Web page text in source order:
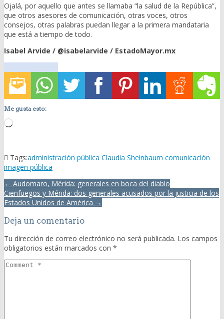
Ojalá, por aquello que antes se llamaba “la salud de la República”,
que otros asesores de comunicación, otras voces, otros
consejos, otras palabras puedan llegar a la primera mandataria
que está a tiempo de todo.
Isabel Arvide / @isabelarvide / EstadoMayor.mx
Me gusta esto:
Loading…
Tags:administración pública Claudia Sheinbaum comunicación
imagen pública
Post
navigation
← Audomaro, Mérida: generales en boca del diablo
Cienfuegos y Mérida: dos generales acusados por la justicia de los
Estados Unidos de América →
Deja un comentario
Tu dirección de correo electrónico no será publicada. Los campos
obligatorios están marcados con *